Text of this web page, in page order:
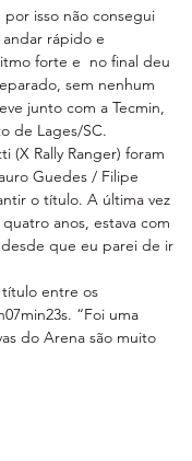
isso não consegui
rápido e
forte e  no final deu
sem nenhum
junto com a Tecmin,
de Lages/SC.
Rally Ranger) foram
Guedes / Filipe
o título. A última vez
anos, estava com
que eu parei de ir
título entre os
“Foi uma
do Arena são muito